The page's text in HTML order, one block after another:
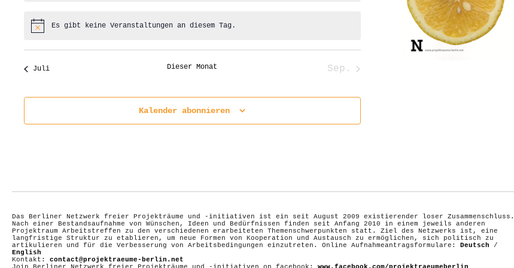
HinweisEs gibt keine Veranstaltungen an diesem Tag.
Juli Dieser Monat Sep.
Kalender abonnieren
Das Berliner Netzwerk freier Projekträume und -initiativen ist ein seit August 2009 existierender loser Zusammenschluss.
Nach einer Bestandsaufnahme von Wünschen, Ideen und Bedürfnissen finden seit Anfang 2010 in einem jeweils anderen
Projektraum Arbeitstreffen zu den verschiedenen erarbeiteten Themenschwerpunkten statt. Ziel des Netzwerks ist, eine
langfristige Struktur zu etablieren, um neue Formen von Kooperation und Austausch zu ermöglichen, sich politisch zu
artikulieren und für die Verbesserung von Arbeitsbedingungen einzutreten. Online Aufnahmeantragsformulare: Deutsch /
English
Kontakt: contact@projektraeume-berlin.net